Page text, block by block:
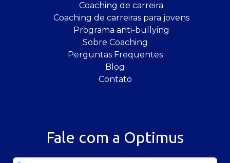
Coaching de carreira
Coaching de carreiras para jovens
Programa anti-bullying
Sobre Coaching
Perguntas Frequentes
Blog
Contato
Fale com a Optimus